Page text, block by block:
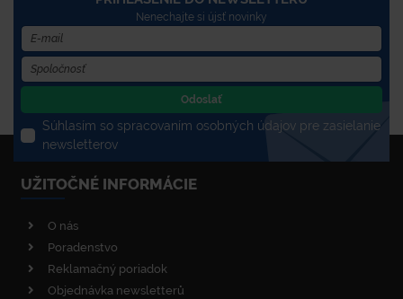
Nenechajte si újsť novinky
Odoslať
Súhlasím so spracovaním osobných údajov pre zasielanie
newsletterov
UŽITOČNÉ INFORMÁCIE
O nás
Poradenstvo
Reklamačný poriadok
Objednávka newsletterů